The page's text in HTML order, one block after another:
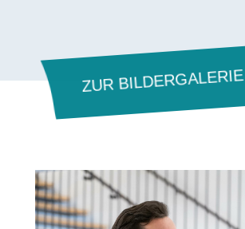
ZUR BILDERGALERIE
Bilddatei